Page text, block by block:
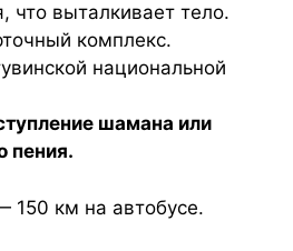
что выталкивает тело.
комплекс.
национальной
шамана или
пения.
км на автобусе.